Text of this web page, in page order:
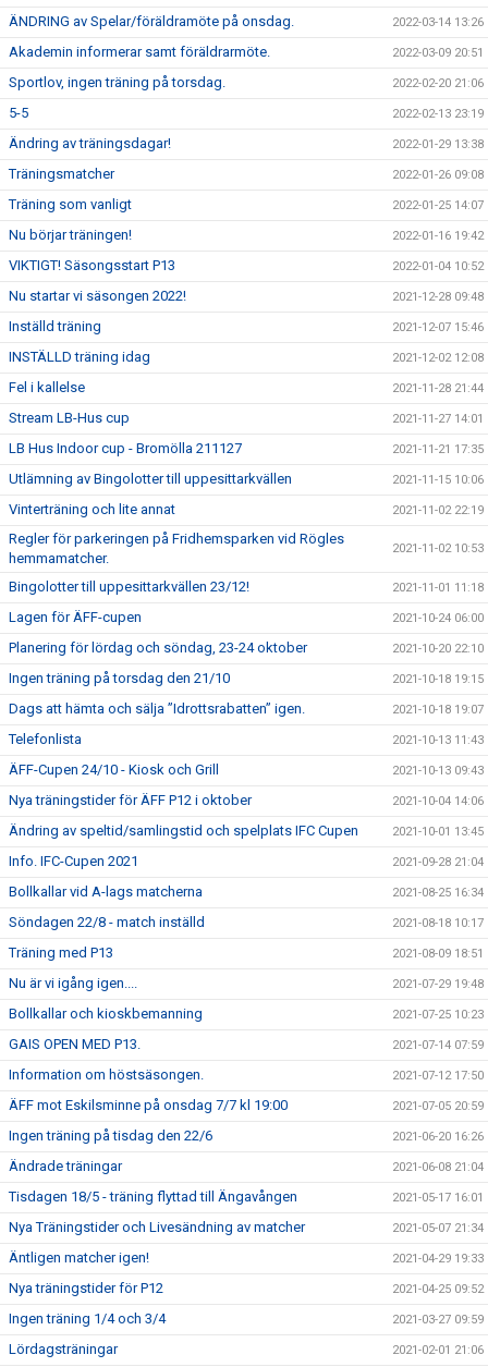
ÄNDRING av Spelar/föräldramöte på onsdag. 2022-03-14 13:26
Akademin informerar samt föräldrarmöte. 2022-03-09 20:51
Sportlov, ingen träning på torsdag. 2022-02-20 21:06
5-5 2022-02-13 23:19
Ändring av träningsdagar! 2022-01-29 13:38
Träningsmatcher 2022-01-26 09:08
Träning som vanligt 2022-01-25 14:07
Nu börjar träningen! 2022-01-16 19:42
VIKTIGT! Säsongsstart P13 2022-01-04 10:52
Nu startar vi säsongen 2022! 2021-12-28 09:48
Inställd träning 2021-12-07 15:46
INSTÄLLD träning idag 2021-12-02 12:08
Fel i kallelse 2021-11-28 21:44
Stream LB-Hus cup 2021-11-27 14:01
LB Hus Indoor cup - Bromölla 211127 2021-11-21 17:35
Utlämning av Bingolotter till uppesittarkvällen 2021-11-15 10:06
Vinterträning och lite annat 2021-11-02 22:19
Regler för parkeringen på Fridhemsparken vid Rögles
hemmamatcher.
2021-11-02 10:53
Bingolotter till uppesittarkvällen 23/12! 2021-11-01 11:18
Lagen för ÄFF-cupen 2021-10-24 06:00
Planering för lördag och söndag, 23-24 oktober 2021-10-20 22:10
Ingen träning på torsdag den 21/10 2021-10-18 19:15
Dags att hämta och sälja ”Idrottsrabatten” igen. 2021-10-18 19:07
Telefonlista 2021-10-13 11:43
ÄFF-Cupen 24/10 - Kiosk och Grill 2021-10-13 09:43
Nya träningstider för ÄFF P12 i oktober 2021-10-04 14:06
Ändring av speltid/samlingstid och spelplats IFC Cupen 2021-10-01 13:45
Info. IFC-Cupen 2021 2021-09-28 21:04
Bollkallar vid A-lags matcherna 2021-08-25 16:34
Söndagen 22/8 - match inställd 2021-08-18 10:17
Träning med P13 2021-08-09 18:51
Nu är vi igång igen.... 2021-07-29 19:48
Bollkallar och kioskbemanning 2021-07-25 10:23
GAIS OPEN MED P13. 2021-07-14 07:59
Information om höstsäsongen. 2021-07-12 17:50
ÄFF mot Eskilsminne på onsdag 7/7 kl 19:00 2021-07-05 20:59
Ingen träning på tisdag den 22/6 2021-06-20 16:26
Ändrade träningar 2021-06-08 21:04
Tisdagen 18/5 - träning flyttad till Ängavången 2021-05-17 16:01
Nya Träningstider och Livesändning av matcher 2021-05-07 21:34
Äntligen matcher igen! 2021-04-29 19:33
Nya träningstider för P12 2021-04-25 09:52
Ingen träning 1/4 och 3/4 2021-03-27 09:59
Lördagsträningar 2021-02-01 21:06